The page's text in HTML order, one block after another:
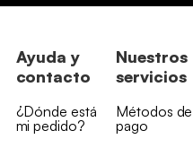
Ayuda y
contacto
¿Dónde está
mi pedido?
Nuestros
servicios
Métodos de
pago